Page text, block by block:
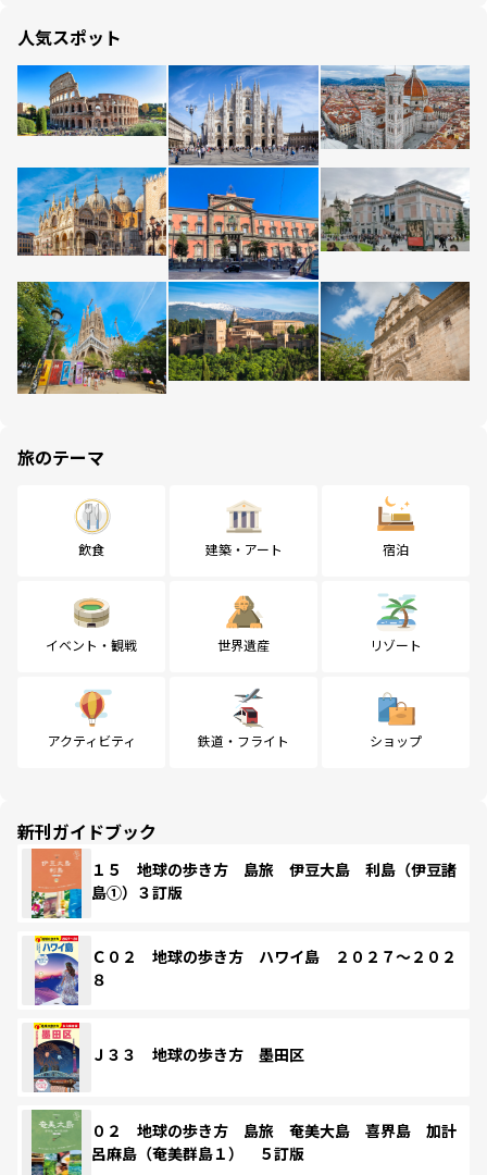
人気スポット
旅のテーマ
飲食 建築・アート 宿泊
イベント・観戦 世界遺産 リゾート
アクティビティ 鉄道・フライト ショップ
新刊ガイドブック
１５ 地球の歩き方 島旅 伊豆大島 利島（伊豆諸
島①）３訂版
Ｃ０２ 地球の歩き方 ハワイ島 ２０２７～２０２
８
Ｊ３３ 地球の歩き方 墨田区
０２ 地球の歩き方 島旅 奄美大島 喜界島 加計
呂麻島（奄美群島１） ５訂版